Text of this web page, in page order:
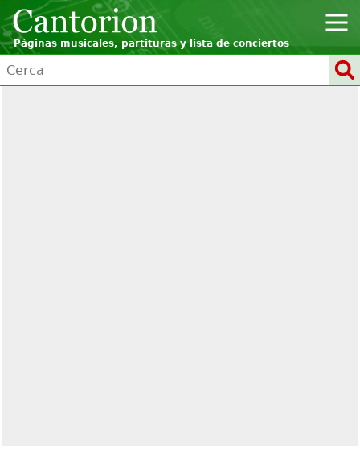
Páginas musicales, partituras y lista de conciertos